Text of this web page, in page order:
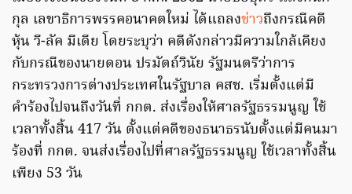
กุล เลขาธิการพรรคอนาคตใหม่ ได้แถลงข่าวถึงกรณีคดี
หุ้น วี-ลัค มีเดีย โดยระบุว่า คดีดังกล่าวมีความใกล้เคียง
กับกรณีของนายดอน ปรมัตถ์วินัย รัฐมนตรีว่าการ
กระทรวงการต่างประเทศในรัฐบาล คสช. เริ่มตั้งแต่มี
คำร้องไปจนถึงวันที่ กกต. ส่งเรื่องให้ศาลรัฐธรรมนูญ ใช้
เวลาทั้งสิ้น 417 วัน ตั้งแต่คดีของธนาธรนับตั้งแต่มีคนมา
ร้องที่ กกต. จนส่งเรื่องไปที่ศาลรัฐธรรมนูญ ใช้เวลาทั้งสิ้น
เพียง 53 วัน